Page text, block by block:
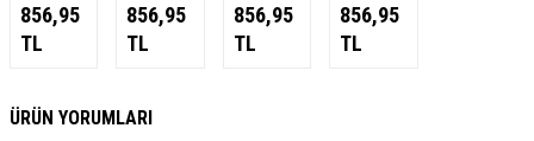
856,95
TL
856,95
TL
856,95
TL
856,95
TL
ÜRÜN YORUMLARI